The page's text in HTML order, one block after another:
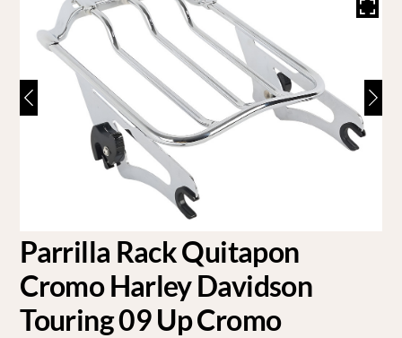
Parrilla Rack Quitapon
Cromo Harley Davidson
Touring 09 Up Cromo